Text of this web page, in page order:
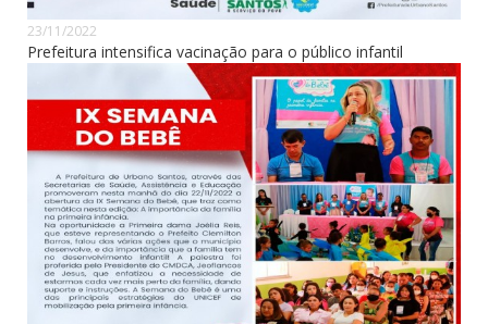
23/11/2022
Prefeitura intensifica vacinação para o público infantil